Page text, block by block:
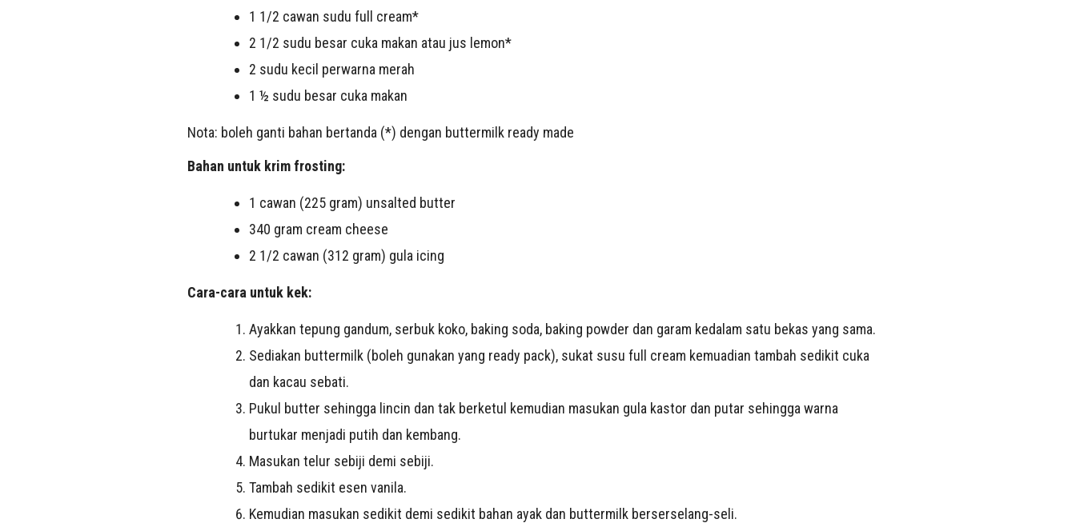
1 1/2 cawan sudu full cream*
2 1/2 sudu besar cuka makan atau jus lemon*
2 sudu kecil perwarna merah
1 ½ sudu besar cuka makan
Nota: boleh ganti bahan bertanda (*) dengan buttermilk ready made
Bahan untuk krim frosting:
1 cawan (225 gram) unsalted butter
340 gram cream cheese
2 1/2 cawan (312 gram) gula icing
Cara-cara untuk kek:
Ayakkan tepung gandum, serbuk koko, baking soda, baking powder dan garam kedalam satu bekas yang sama.
Sediakan buttermilk (boleh gunakan yang ready pack), sukat susu full cream kemuadian tambah sedikit cuka
dan kacau sebati.
Pukul butter sehingga lincin dan tak berketul kemudian masukan gula kastor dan putar sehingga warna
burtukar menjadi putih dan kembang.
Masukan telur sebiji demi sebiji.
Tambah sedikit esen vanila.
Kemudian masukan sedikit demi sedikit bahan ayak dan buttermilk berserselang-seli.